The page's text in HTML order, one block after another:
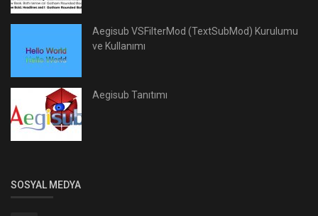
Aegisub VSFilterMod (TextSubMod) Kurulumu
ve Kullanımı
Aegisub Tanıtımı
SOSYAL MEDYA